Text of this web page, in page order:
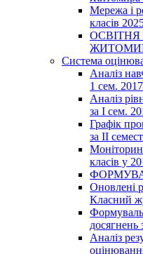
Мережа і
класів
ЖИТОМИРА
Система
Аналіз
1 сем.
Аналіз
за І сем.
Графік
за ІІ
класів у
Оновлені
Класний
досягнень
Аналіз